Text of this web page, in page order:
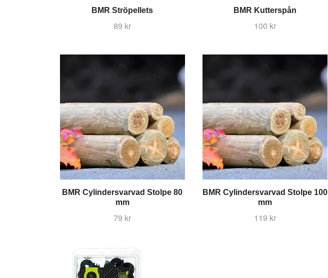
BMR Ströpellets
89 kr
BMR Kutterspån
100 kr
BMR Cylindersvarvad Stolpe 80
mm
79 kr
BMR Cylindersvarvad Stolpe 100
mm
119 kr